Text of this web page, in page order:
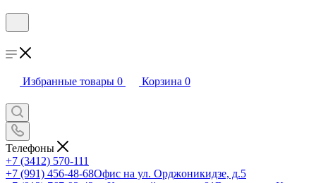
Избранные товары 0 Корзина 0
Телефоны
+7 (3412) 570-111
+7 (991) 456-48-68Офис на ул. Орджоникидзе, д.5